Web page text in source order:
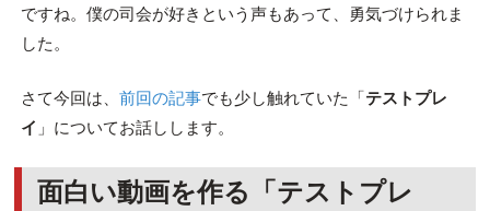
ですね。僕の司会が好きという声もあって、勇気づけられま
した。
さて今回は、 前回の記事でも少し触れていた「テストプレ
イ 」についてお話しします。
面白い動画を作る「テストプレ